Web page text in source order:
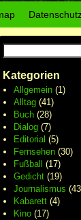
Kategorien
Allgemein(1)
Alltag(41)
Buch(28)
Dialog(7)
Editorial (5)
Fernsehen(30)
Fußball (17)
Gedicht(19)
Journalismus
Kabarett(4)
Kino(17)